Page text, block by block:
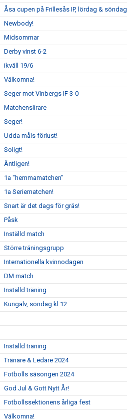
Åsa cupen på Frillesås IP, lördag & söndag
Newbody!
Midsommar
Derby vinst 6-2
ikväll 19/6
Välkomna!
Seger mot Vinbergs IF 3-0
Matchenslirare
Seger!
Udda måls förlust!
Soligt!
Äntligen!
1a "hemmamatchen"
1a Seriematchen!
Snart är det dags för gräs!
Påsk
Inställd match
Större träningsgrupp
Internationella kvinnodagen
DM match
Inställd träning
Kungälv, söndag kl.12
Inställd träning
Tränare & Ledare 2024
Fotbolls säsongen 2024
God Jul & Gott Nytt År!
Fotbollssektionens årliga fest
Välkomna!